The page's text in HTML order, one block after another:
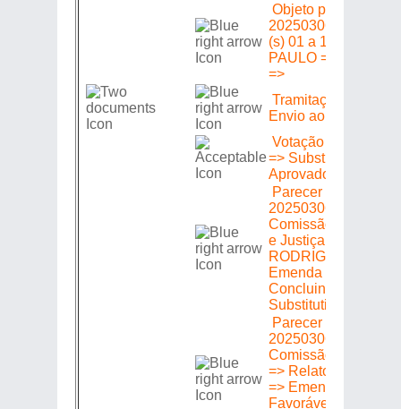
Objeto para
20250306580 =>
(s) 01 a 13 => LUIZ
PAULO => Sem
=>
Tramitação de
Envio ao Poder
Votação =>
=> Substitutivo da
Aprovado (a) (s)
Parecer em
20250306580 =>
Comissão de
e Justiça => Relator:
RODRIGO AMORIM
Emenda => Parecer:
Concluindo por
Substitutivo
Parecer em
20250306580 =>
Comissão de
=> Relator:
=> Emenda =>
Favorável com o